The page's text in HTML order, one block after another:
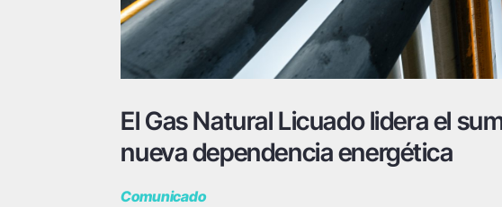
El Gas Natural Licuado lidera el
nueva dependencia energética
Comunicado